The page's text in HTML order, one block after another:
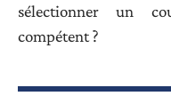
sélectionner un
compétent ?